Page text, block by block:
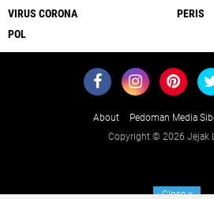
VIRUS CORONA
PERIS
POL
About Pedoman Media
Copyright © 2026 Jejak
Closex